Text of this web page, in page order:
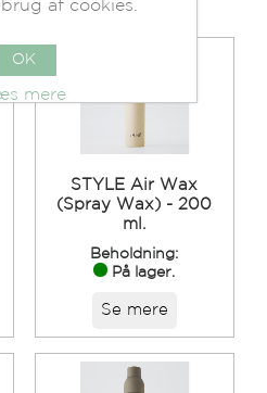
STYLE Air Wax
(Spray Wax) - 200
ml.
Beholdning:
På lager.
Se mere
af cookies.
OK
mere